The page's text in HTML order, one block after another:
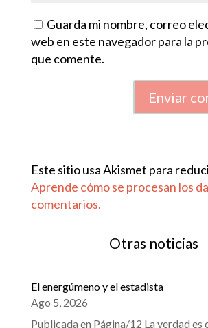
Guarda mi nombre, correo
web en este navegador para la
que comente.
Enviar
Este sitio usa Akismet para
Aprende cómo se procesan los
comentarios.
Otras noticias
El energúmeno y el estadista
Ago 5, 2026
Publicada en Página/12 La verdad es